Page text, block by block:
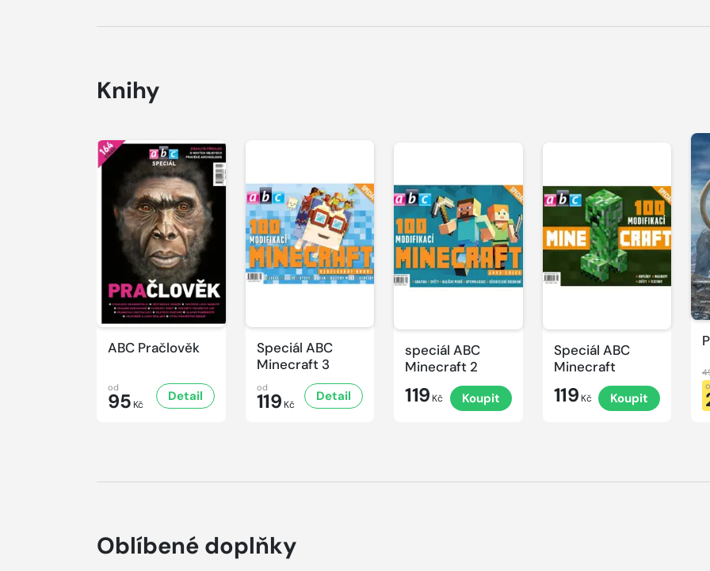
Knihy
ABC Pračlověk
od
95 Kč
Detail
Speciál ABC
Minecraft 3
od
119 Kč
Detail
speciál ABC
Minecraft 2
119 Kč Koupit
Speciál ABC
Minecraft
119 Kč Koupit
Oblíbené doplňky